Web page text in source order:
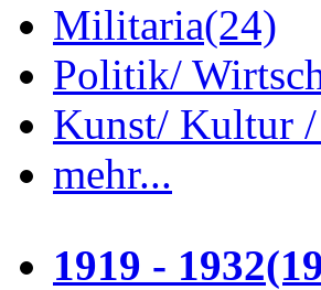
Militaria(24)
Politik/
Kunst/ Kultur
mehr...
1919 - 1932